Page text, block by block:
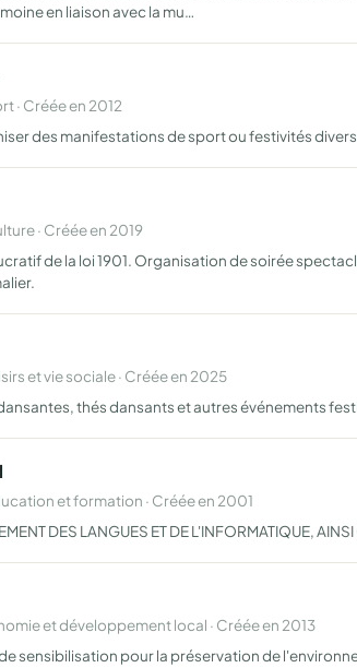
en liaison avec la mu…
· Créée en 2012
des manifestations de sport ou festivités
· Créée en 2019
de la loi 1901. Organisation de soirée
et vie sociale · Créée en 2025
thés dansants et autres événements
et formation · Créée en 2001
DES LANGUES ET DE L'INFORMATIQUE,
et développement local · Créée en 2013
sensibilisation pour la préservation de